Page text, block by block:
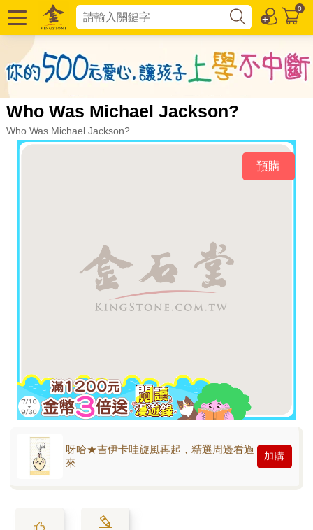
0
Who Was Michael Jackson?
Who Was Michael Jackson?
預購
呀哈★吉伊卡哇旋風再起，精選周邊看過
來
加購